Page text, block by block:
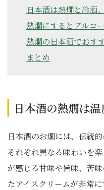
日本酒は熱燗と冷酒
熱燗にするとアルコ
熱燗の日本酒でおす
まとめ
日本酒の熱燗は
日本酒のお燗には、伝統
それぞれ異なる味わいを
が感じる甘味や旨味、苦
たアイスクリームが非常